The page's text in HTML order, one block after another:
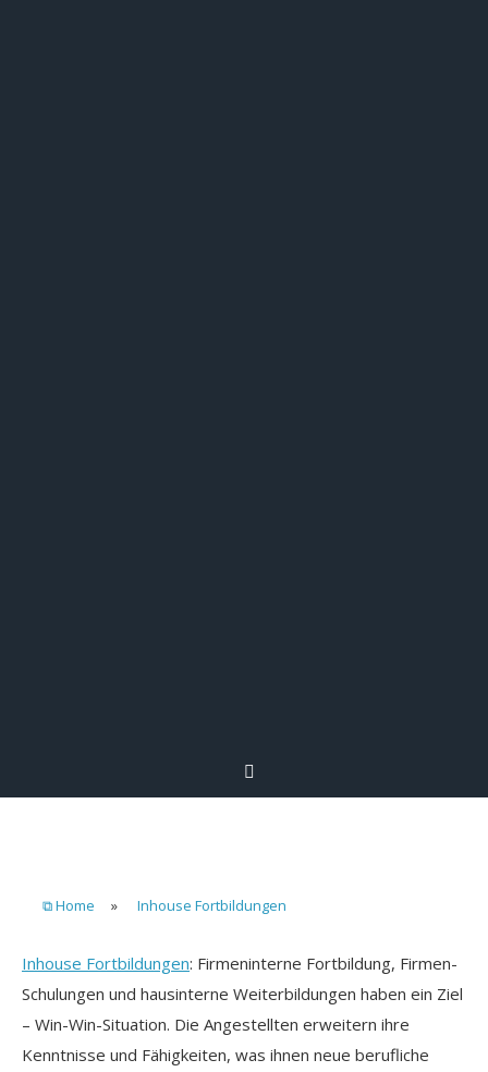
⧉ Home » Inhouse Fortbildungen
Inhouse Fortbildungen: Firmeninterne Fortbildung, Firmen-
Schulungen und hausinterne Weiterbildungen haben ein Ziel
– Win-Win-Situation. Die Angestellten erweitern ihre
Kenntnisse und Fähigkeiten, was ihnen neue berufliche